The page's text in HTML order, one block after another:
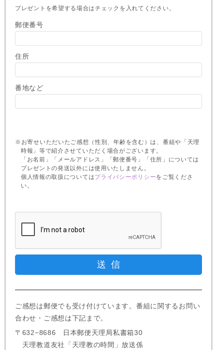
プレゼントを希望する場合はチェックを入れてください。
郵便番号
住所
番地など
※お寄せいただいたご感想（性別、年齢を含む）は、番組や「天理
時報」等で紹介させていただく場合がございます。
「お名前」「メールアドレス」「郵便番号」「住所」については
プレゼントの発送以外には使用いたしません。
個人情報の取扱についてはプライバシーポリシーをご覧くださ
い。
ご感想は郵便でも受け付けています。番組に関するお問い
合わせ・ご感想は下記まで。
〒632−8686 日本郵便天理局私書箱30
天理教道友社「天理教の時間」放送係